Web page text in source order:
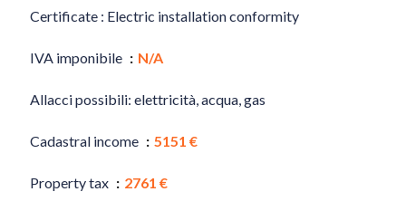
Certificate : Electric installation conformity
IVA imponibile N/A
Allacci possibili: elettricità, acqua, gas
Cadastral income 5151 €
Property tax 2761 €